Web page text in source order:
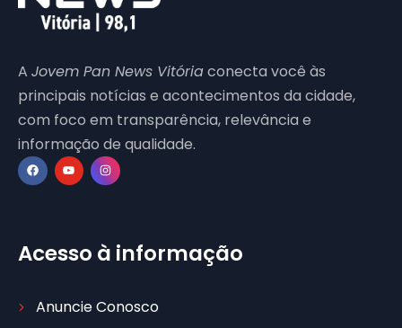
A Jovem Pan News Vitóriaconecta você às
principais notícias e acontecimentos da cidade,
com foco em transparência, relevância e
informação de qualidade.
Acesso à informação
Anuncie Conosco